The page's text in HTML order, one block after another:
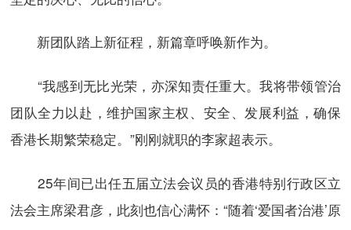
新团队踏上新征程，新篇章呼唤新作为。
“我感到无比光荣，亦深知责任重大。我将带领管治
团队全力以赴，维护国家主权、安全、发展利益，确保
香港长期繁荣稳定。”刚刚就职的李家超表示。
25年间已出任五届立法会议员的香港特别行政区立
法会主席梁君彦，此刻也信心满怀：“随着‘爱国者治港’原